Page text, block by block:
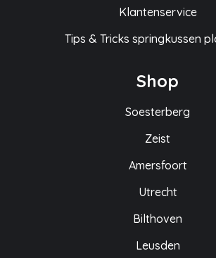
Klantenservice
Tips & Tricks springkussen
Shop
Soesterberg
Zeist
Amersfoort
Utrecht
Bilthoven
Leusden